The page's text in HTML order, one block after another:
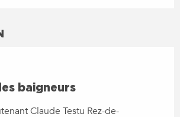
baigneurs
Claude Testu Rez-de-